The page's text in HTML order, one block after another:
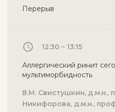
Перерыв
12:30 – 13:15
Аллергический ринит
мультиморбидность
В.М. Свистушкин, д.м.н.,
Никифорова, д.м.н.,